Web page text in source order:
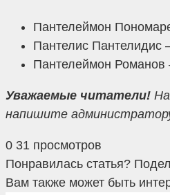
Пантелеймон
Пантелис Пантелидис
Пантелеймон Романов
Уважаемые читатели!
напишите
0 31 просмотров
Понравилась статья?
Вам также может быть